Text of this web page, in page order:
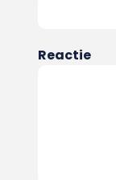
Reactie